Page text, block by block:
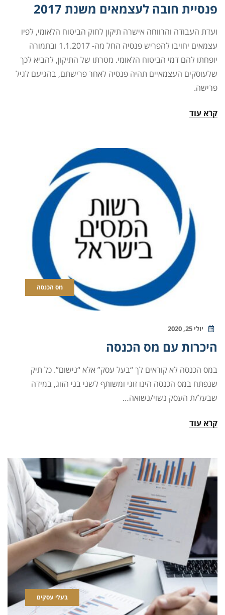
פנסיית חובה לעצמאים משנת 2017
ועדת העבודה והרווחה אישרה תיקון לחוק הביטוח הלאומי, לפיו
עצמאים יחויבו להפריש פנסיה החל מה- 1.1.2017 ובתמורה
יופחתו להם דמי הביטוח הלאומי. מטרתו של התיקון, להביא לכך
שלעוסקים העצמאיים תהיה פנסיה לאחר פרישתם, בהגיעם לגיל
פרישה.
קרא עוד
מס הכנסה
יולי 25, 2020
היכרות עם מס הכנסה
במס הכנסה לא קוראים לך “בעל עסק” אלא “נישום”. כל תיק
שנפתח במס הכנסה הינו זוגי ומשותף לשני בני הזוג, במידה
שבעל/ת העסק נשוי/נשואה…
קרא עוד
בעלי עסקים